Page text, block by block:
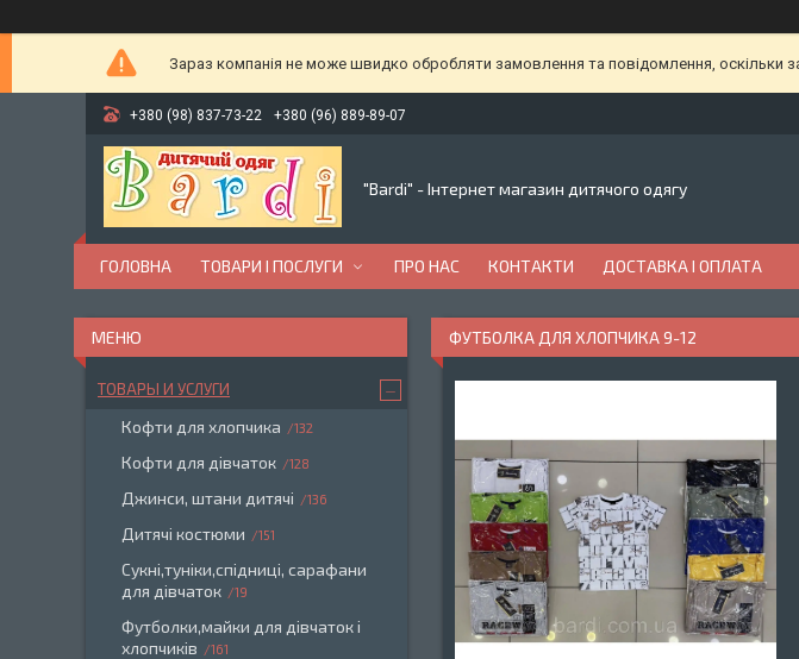
Зараз компанія не може швидко обробляти замовлення та повідомлення, оскільки
+380 (98) 837-73-22 +380 (96) 889-89-07
"Bardi" - Інтернет магазин дитячого одягу
ГОЛОВНА ТОВАРИ І ПОСЛУГИ ПРО НАС КОНТАКТИ ДОСТАВКА І ОПЛАТА
ФУТБОЛКА ДЛЯ ХЛОПЧИКА 9-12
ТОВАРЫ И УСЛУГИ
Кофти для хлопчика 132
Кофти для дівчаток 128
Джинси, штани дитячі 136
Дитячі костюми 151
Сукні,туніки,спідниці, сарафани
для дівчаток
19
Футболки,майки для дівчаток і
хлопчиків
161